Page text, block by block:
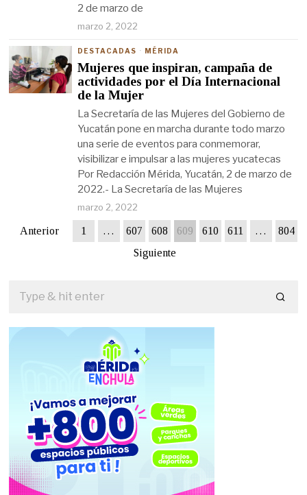
2 de marzo de
marzo 2, 2022
DESTACADAS · MÉRIDA
Mujeres que inspiran, campaña de
actividades por el Día Internacional
de la Mujer
La Secretaría de las Mujeres del Gobierno de
Yucatán pone en marcha durante todo marzo
una serie de eventos para conmemorar,
visibilizar e impulsar a las mujeres yucatecas
Por Redacción Mérida, Yucatán, 2 de marzo de
2022.- La Secretaría de las Mujeres
marzo 2, 2022
Anterior 1 … 607 608 609 610 611 …
804
Siguiente